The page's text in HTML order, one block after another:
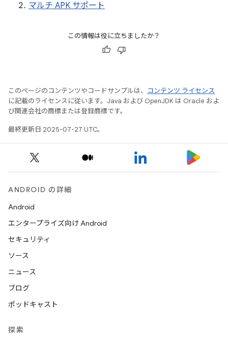
マルチ APK サポート
この情報は役に立ちましたか？
このページのコンテンツやコードサンプルは、
コンテンツ ライセンス
に記載のライセンスに従います。Java および OpenJDK は Oracle およ
び関連会社の商標または登録商標です。
最終更新日 2025-07-27 UTC。
ANDROID の詳細
Android
エンタープライズ向け Android
セキュリティ
ソース
ニュース
ブログ
ポッドキャスト
探索